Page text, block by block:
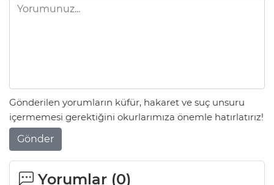
Gönderilen yorumların küfür, hakaret ve suç unsuru
içermemesi gerektiğini okurlarımıza önemle hatırlatırız!
Gönder
Yorumlar (0)